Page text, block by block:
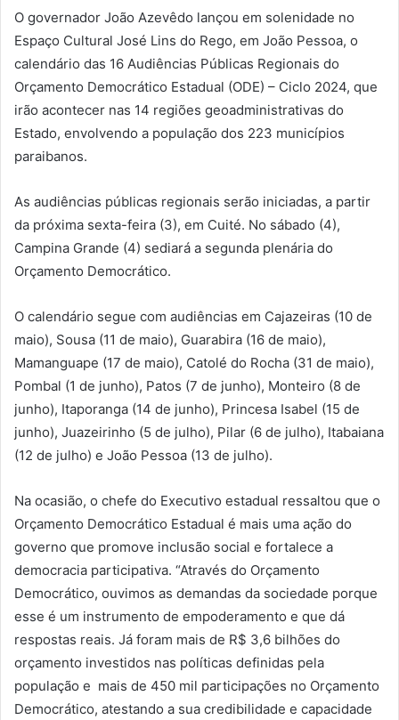
m
a
i
O governador João Azevêdo lançou em solenidade no
Espaço Cultural José Lins do Rego, em João Pessoa, o
calendário das 16 Audiências Públicas Regionais do
Orçamento Democrático Estadual (ODE) – Ciclo 2024, que
irão acontecer nas 14 regiões geoadministrativas do
Estado, envolvendo a população dos 223 municípios
paraibanos.
As audiências públicas regionais serão iniciadas, a partir
da próxima sexta-feira (3), em Cuité. No sábado (4),
Campina Grande (4) sediará a segunda plenária do
Orçamento Democrático.
O calendário segue com audiências em Cajazeiras (10 de
maio), Sousa (11 de maio), Guarabira (16 de maio),
Mamanguape (17 de maio), Catolé do Rocha (31 de maio),
Pombal (1 de junho), Patos (7 de junho), Monteiro (8 de
junho), Itaporanga (14 de junho), Princesa Isabel (15 de
junho), Juazeirinho (5 de julho), Pilar (6 de julho), Itabaiana
(12 de julho) e João Pessoa (13 de julho).
Na ocasião, o chefe do Executivo estadual ressaltou que o
Orçamento Democrático Estadual é mais uma ação do
governo que promove inclusão social e fortalece a
democracia participativa. “Através do Orçamento
Democrático, ouvimos as demandas da sociedade porque
esse é um instrumento de empoderamento e que dá
respostas reais. Já foram mais de R$ 3,6 bilhões do
orçamento investidos nas políticas definidas pela
população e mais de 450 mil participações no Orçamento
Democrático, atestando a sua credibilidade e capacidade